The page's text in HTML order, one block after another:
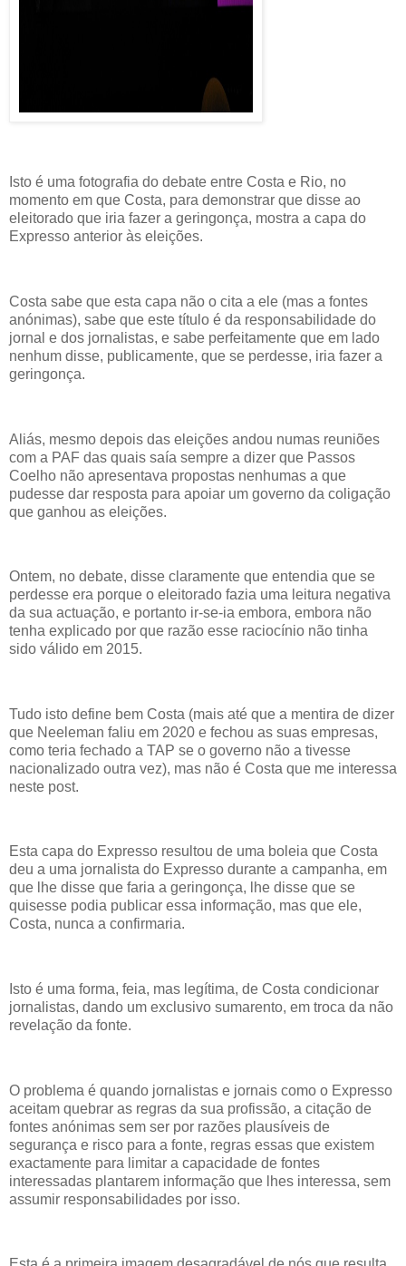
Isto é uma fotografia do debate entre Costa e Rio, no
momento em que Costa, para demonstrar que disse ao
eleitorado que iria fazer a geringonça, mostra a capa do
Expresso anterior às eleições.
Costa sabe que esta capa não o cita a ele (mas a fontes
anónimas), sabe que este título é da responsabilidade do
jornal e dos jornalistas, e sabe perfeitamente que em lado
nenhum disse, publicamente, que se perdesse, iria fazer a
geringonça.
Aliás, mesmo depois das eleições andou numas reuniões
com a PAF das quais saía sempre a dizer que Passos
Coelho não apresentava propostas nenhumas a que
pudesse dar resposta para apoiar um governo da coligação
que ganhou as eleições.
Ontem, no debate, disse claramente que entendia que se
perdesse era porque o eleitorado fazia uma leitura negativa
da sua actuação, e portanto ir-se-ia embora, embora não
tenha explicado por que razão esse raciocínio não tinha
sido válido em 2015.
Tudo isto define bem Costa (mais até que a mentira de dizer
que Neeleman faliu em 2020 e fechou as suas empresas,
como teria fechado a TAP se o governo não a tivesse
nacionalizado outra vez), mas não é Costa que me interessa
neste post.
Esta capa do Expresso resultou de uma boleia que Costa
deu a uma jornalista do Expresso durante a campanha, em
que lhe disse que faria a geringonça, lhe disse que se
quisesse podia publicar essa informação, mas que ele,
Costa, nunca a confirmaria.
Isto é uma forma, feia, mas legítima, de Costa condicionar
jornalistas, dando um exclusivo sumarento, em troca da não
revelação da fonte.
O problema é quando jornalistas e jornais como o Expresso
aceitam quebrar as regras da sua profissão, a citação de
fontes anónimas sem ser por razões plausíveis de
segurança e risco para a fonte, regras essas que existem
exactamente para limitar a capacidade de fontes
interessadas plantarem informação que lhes interessa, sem
assumir responsabilidades por isso.